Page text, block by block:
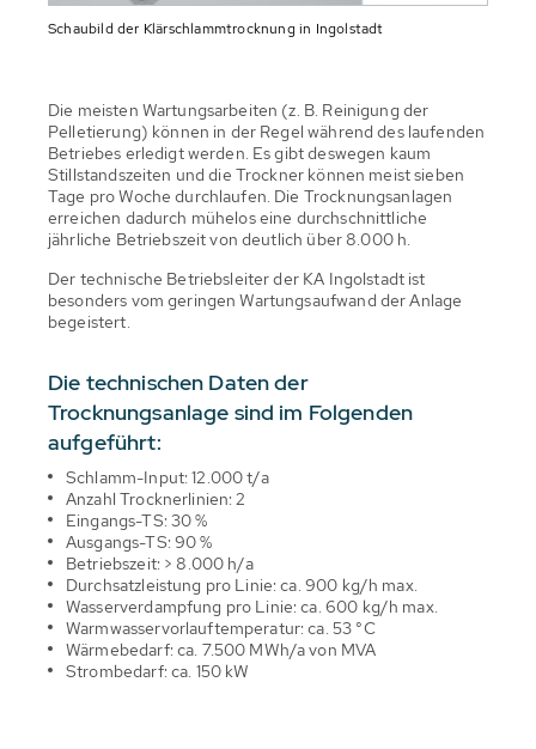
Schaubild der Klärschlammtrocknung in Ingolstadt
Die meisten Wartungsarbeiten (z. B. Reinigung der
Pelletierung) können in der Regel während des laufenden
Betriebes erledigt werden. Es gibt deswegen kaum
Stillstandszeiten und die Trockner können meist sieben
Tage pro Woche durchlaufen. Die Trocknungsanlagen
erreichen dadurch mühelos eine durchschnittliche
jährliche Betriebszeit von deutlich über 8.000 h.
Der technische Betriebsleiter der KA Ingolstadt ist
besonders vom geringen Wartungsaufwand der Anlage
begeistert.
Die technischen Daten der
Trocknungsanlage sind im Folgenden
aufgeführt:
Schlamm-Input: 12.000 t/a
Anzahl Trocknerlinien: 2
Eingangs-TS: 30 %
Ausgangs-TS: 90 %
Betriebszeit: > 8.000 h/a
Durchsatzleistung pro Linie: ca. 900 kg/h max.
Wasserverdampfung pro Linie: ca. 600 kg/h max.
Warmwasservorlauftemperatur: ca. 53 °C
Wärmebedarf: ca. 7.500 MWh/a von MVA
Strombedarf: ca. 150 kW